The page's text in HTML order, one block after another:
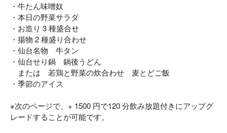
・牛たん味噌奴
・本日の野菜サラダ
・お造り 3 種盛合せ
・揚物 2 種盛り合わせ
・仙台名物 牛タン
・仙台せり鍋 鍋後うどん
または 若鶏と野菜の炊合わせ 麦とどご飯
・季節のアイス
※次のページで、+ 1500 円で120 分飲み放題付きにアップグ
レードすることが可能です。